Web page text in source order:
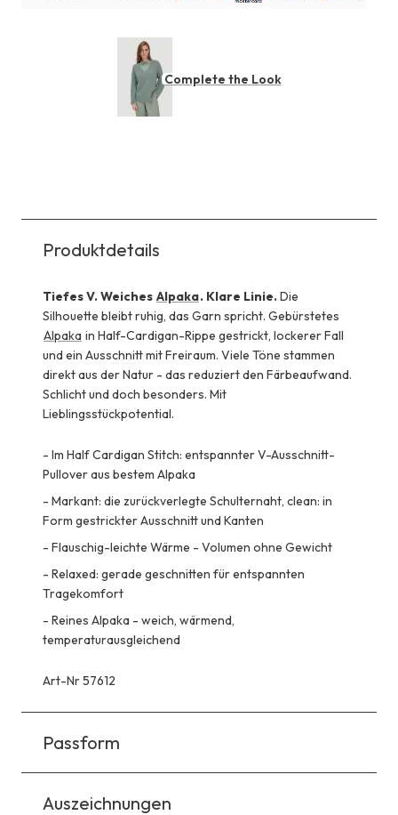
Complete the Look
Produktdetails
Tiefes V. Weiches Alpaka. Klare Linie.Die
Silhouette bleibt ruhig, das Garn spricht. Gebürstetes
Alpaka in Half-Cardigan-Rippe gestrickt, lockerer Fall
und ein Ausschnitt mit Freiraum. Viele Töne stammen
direkt aus der Natur - das reduziert den Färbeaufwand.
Schlicht und doch besonders. Mit
Lieblingsstückpotential.
- Im Half Cardigan Stitch: entspannter V-Ausschnitt-
Pullover aus bestem Alpaka
- Markant: die zurückverlegte Schulternaht, clean: in
Form gestrickter Ausschnitt und Kanten
- Flauschig-leichte Wärme - Volumen ohne Gewicht
- Relaxed: gerade geschnitten für entspannten
Tragekomfort
- Reines Alpaka - weich, wärmend,
temperaturausgleichend
Art-Nr 57612
Passform
Auszeichnungen